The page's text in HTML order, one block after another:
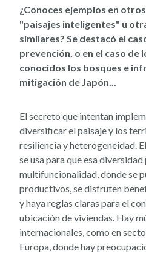
¿Conoces ejemplos en
"paisajes inteligentes" u
similares? Se destacó el
prevención, o en el caso de
conocidos los bosques e
mitigación de Japón...
El secreto que intentan
diversificar el paisaje y los
resiliencia y heterogeneidad.
se usa para que esa
multifuncionalidad, donde se
productivos, se disfruten
y haya reglas claras para el
ubicación de viviendas. Hay
internacionales, como en
Europa, donde hay